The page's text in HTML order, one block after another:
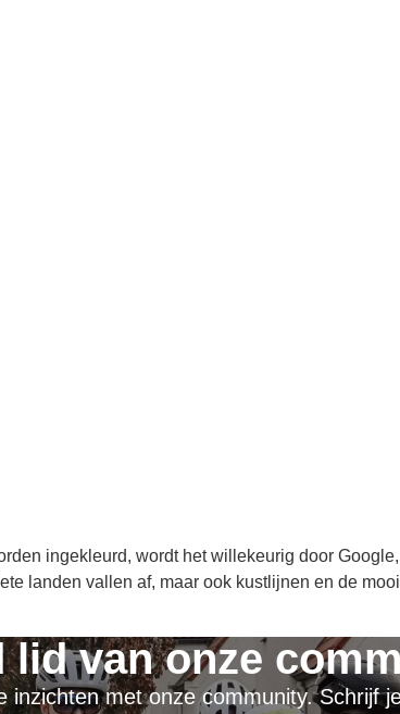
ingekleurd, wordt het willekeurig door
landen vallen af, maar ook kustlijnen en de
lid van onze
inzichten met onze community. Schrijf